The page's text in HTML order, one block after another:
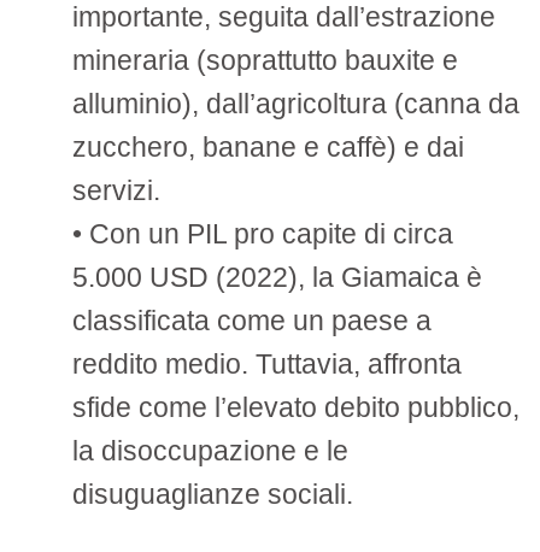
importante, seguita dall’estrazione
mineraria (soprattutto bauxite e
alluminio), dall’agricoltura (canna da
zucchero, banane e caffè) e dai
servizi.
• Con un PIL pro capite di circa
5.000 USD (2022), la Giamaica è
classificata come un paese a
reddito medio. Tuttavia, affronta
sfide come l’elevato debito pubblico,
la disoccupazione e le
disuguaglianze sociali.